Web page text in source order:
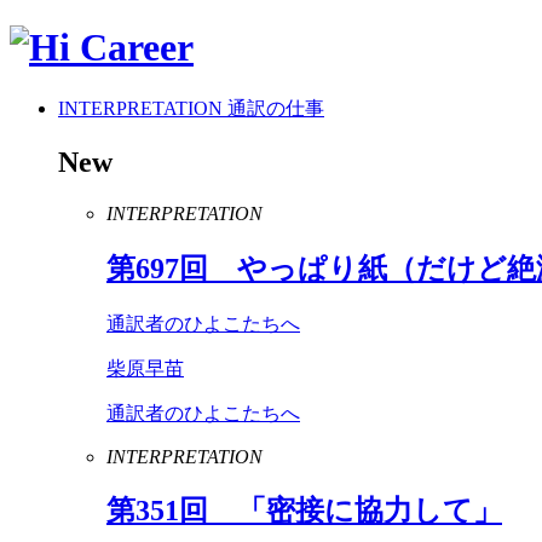
INTERPRETATION 通訳の仕事
New
INTERPRETATION
第697回 やっぱり紙（だけど絶
通訳者のひよこたちへ
柴原早苗
通訳者のひよこたちへ
INTERPRETATION
第351回 「密接に協力して」